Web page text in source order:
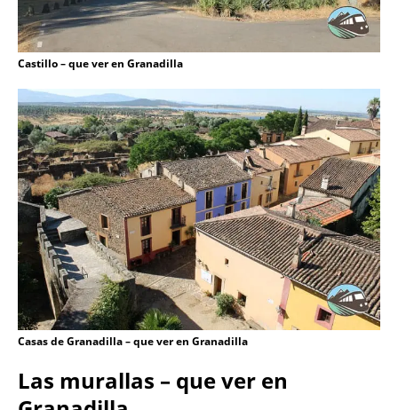
Castillo – que ver en Granadilla
Casas de Granadilla – que ver en Granadilla
Las murallas – que ver en